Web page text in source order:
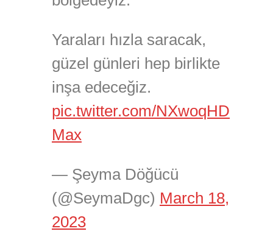
Yaraları hızla saracak,
güzel günleri hep birlikte
inşa edeceğiz.
pic.twitter.com/NXwoqHD
Max
— Şeyma Döğücü
(@SeymaDgc) March 18,
2023